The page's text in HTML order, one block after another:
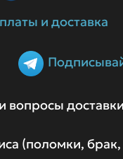
и доставка
вопросы
(поломки,